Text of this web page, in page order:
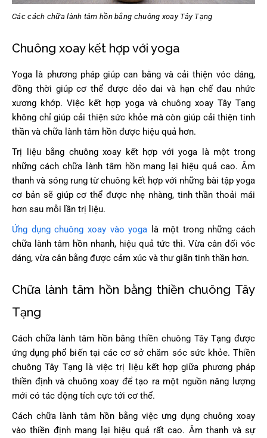
Các cách chữa lành tâm hồn bằng chuông xoay Tây Tạng
Chuông xoay kết hợp với yoga
Yoga là phương pháp giúp can bằng và cải thiện vóc dáng,
đồng thời giúp cơ thể được dẻo dai và hạn chế đau nhức
xương khớp. Việc kết hợp yoga và chuông xoay Tây Tạng
không chỉ giúp cải thiện sức khỏe mà còn giúp cải thiện tinh
thần và chữa lành tâm hồn được hiệu quả hơn.
Trị liệu bằng chuông xoay kết hợp với yoga là một trong
những cách chữa lành tâm hồn mang lại hiệu quả cao. Âm
thanh và sóng rung từ chuông kết hợp với những bài tập yoga
cơ bản sẽ giúp cơ thể được nhẹ nhàng, tinh thần thoải mái
hơn sau mỗi lần trị liệu.
Ứng dụng chuông xoay vào yoga là một trong những cách
chữa lành tâm hồn nhanh, hiệu quả tức thì. Vừa cân đối vóc
dáng, vừa cân bằng được cảm xúc và thư giãn tinh thần hơn.
Chữa lành tâm hồn bằng thiền chuông Tây
Tạng
Cách chữa lành tâm hồn bằng thiền chuông Tây Tạng được
ứng dụng phổ biến tại các cơ sở chăm sóc sức khỏe. Thiền
chuông Tây Tạng là việc trị liệu kết hợp giữa phương pháp
thiền định và chuông xoay để tạo ra một nguồn năng lượng
mới có tác động tích cực tới cơ thể.
Cách chữa lành tâm hồn bằng việc ưng dụng chuông xoay
vào thiền định mang lại hiệu quả rất cao. Âm thanh và sự